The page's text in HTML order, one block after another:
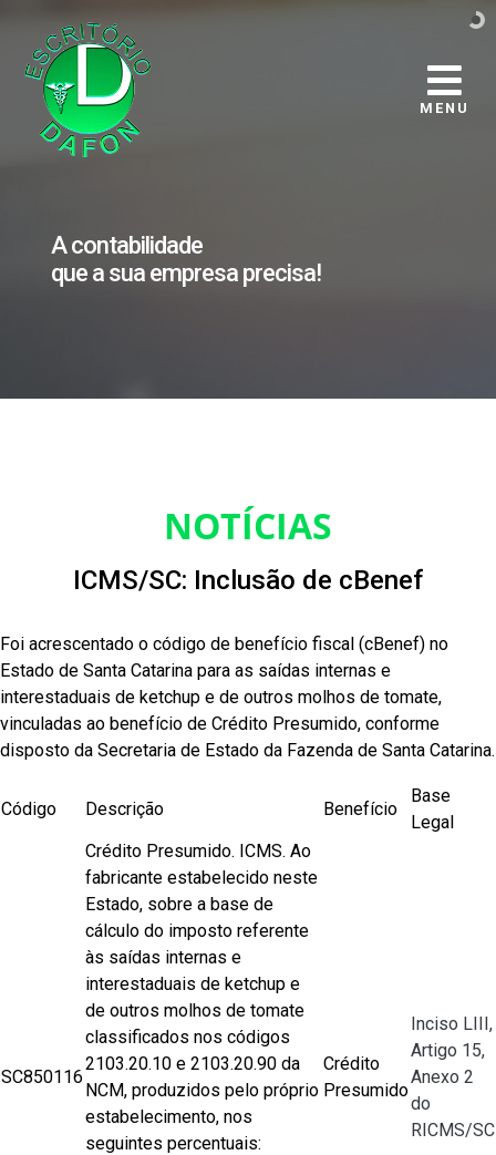
MENU
A contabilidade
que a sua empresa precisa!
NOTÍCIAS
ICMS/SC: Inclusão de cBenef
Foi acrescentado o código de benefício fiscal (cBenef) no
Estado de Santa Catarina para as saídas internas e
interestaduais de ketchup e de outros molhos de tomate,
vinculadas ao benefício de Crédito Presumido, conforme
disposto da Secretaria de Estado da Fazenda de Santa Catarina.
Código Descrição Benefício
Base
Legal
SC850116
Crédito Presumido. ICMS. Ao
fabricante estabelecido neste
Estado, sobre a base de
cálculo do imposto referente
às saídas internas e
interestaduais de ketchup e
de outros molhos de tomate
classificados nos códigos
2103.20.10 e 2103.20.90 da
NCM, produzidos pelo próprio
estabelecimento, nos
seguintes percentuais:
Crédito
Presumido
Inciso LIII,
Artigo 15,
Anexo 2
do
RICMS/SC